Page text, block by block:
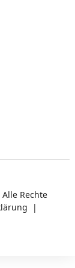
Rechte
|